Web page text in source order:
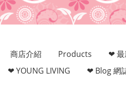
商店介紹 Products ❤ 最
❤ YOUNG LIVING ❤ Blog 網